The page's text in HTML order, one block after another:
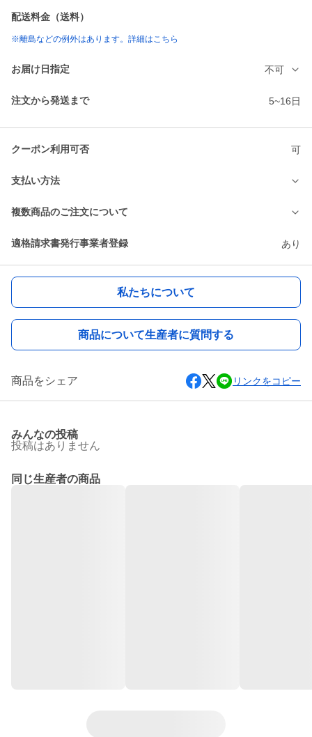
配送料金（送料）
※離島などの例外はあります。詳細はこちら
お届け日指定 不可
注文から発送まで 5~16日
クーポン利用可否 可
支払い方法
複数商品のご注文について
適格請求書発行事業者登録 あり
私たちについて
商品について生産者に質問する
商品をシェア リンクをコピー
みんなの投稿
投稿はありません
同じ生産者の商品